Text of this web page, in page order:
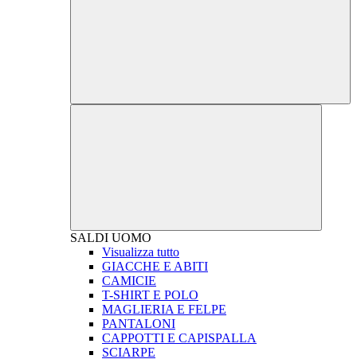
SALDI UOMO
Visualizza tutto
GIACCHE E ABITI
CAMICIE
T-SHIRT E POLO
MAGLIERIA E FELPE
PANTALONI
CAPPOTTI E CAPISPALLA
SCIARPE